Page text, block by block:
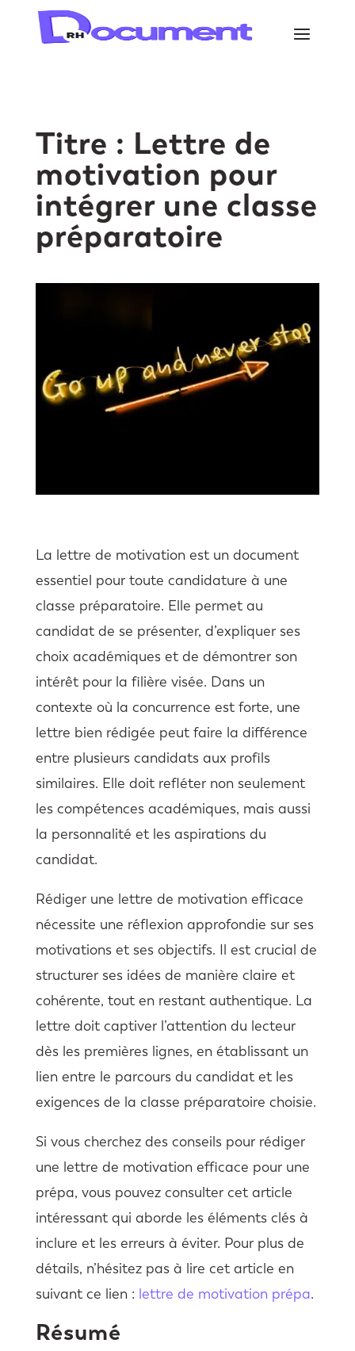
Titre : Lettre de
motivation pour
intégrer une classe
préparatoire
La lettre de motivation est un document
essentiel pour toute candidature à une
classe préparatoire. Elle permet au
candidat de se présenter, d’expliquer ses
choix académiques et de démontrer son
intérêt pour la filière visée. Dans un
contexte où la concurrence est forte, une
lettre bien rédigée peut faire la différence
entre plusieurs candidats aux profils
similaires. Elle doit refléter non seulement
les compétences académiques, mais aussi
la personnalité et les aspirations du
candidat.
Rédiger une lettre de motivation efficace
nécessite une réflexion approfondie sur ses
motivations et ses objectifs. Il est crucial de
structurer ses idées de manière claire et
cohérente, tout en restant authentique. La
lettre doit captiver l’attention du lecteur
dès les premières lignes, en établissant un
lien entre le parcours du candidat et les
exigences de la classe préparatoire choisie.
Si vous cherchez des conseils pour rédiger
une lettre de motivation efficace pour une
prépa, vous pouvez consulter cet article
intéressant qui aborde les éléments clés à
inclure et les erreurs à éviter. Pour plus de
détails, n’hésitez pas à lire cet article en
suivant ce lien : lettre de motivation prépa.
Résumé